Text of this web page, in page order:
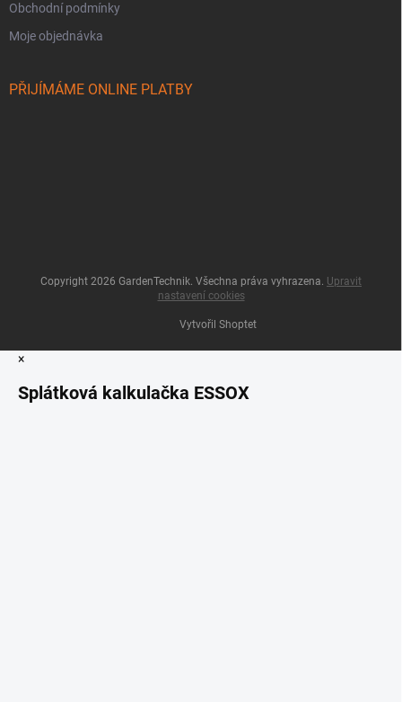
Obchodní podmínky
Moje objednávka
PŘIJÍMÁME ONLINE PLATBY
Vytvořil Shoptet
Copyright 2026 GardenTechnik. Všechna práva vyhrazena. Upravit
nastavení cookies
×
Splátková kalkulačka ESSOX